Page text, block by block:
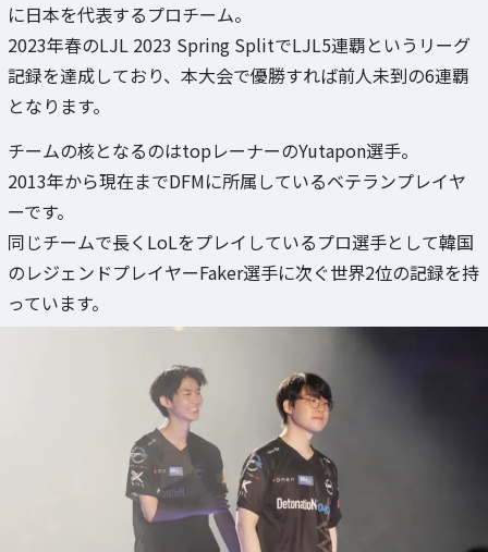
に日本を代表するプロチーム。
2023年春のLJL 2023 Spring SplitでLJL5連覇というリーグ
記録を達成しており、本大会で優勝すれば前人未到の6連覇
となります。
チームの核となるのはtopレーナーのYutapon選手。
2013年から現在までDFMに所属しているベテランプレイヤ
ーです。
同じチームで長くLoLをプレイしているプロ選手として韓国
のレジェンドプレイヤーFaker選手に次ぐ世界2位の記録を持
っています。